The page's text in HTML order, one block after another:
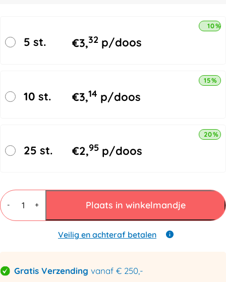
5 st. €3,32 p/doos
10%
10 st. €3,14 p/doos
15%
25 st. €2,95 p/doos
20%
-
Gripzakjes
40
x
60mm
micron
+ Plaats in winkelmandje
Veilig en achteraf betalen
Gratis Verzending vanaf € 250,-